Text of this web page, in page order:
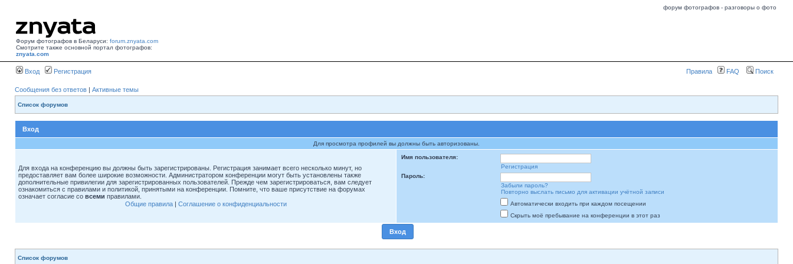
форум фотографов - разговоры о фото
Форум фотографов в Беларуси: forum.znyata.com
Смотрите также основной портал фотографов:
znyata.com
Вход Регистрация Правила FAQ Поиск
Сообщения без ответов | Активные темы
Список форумов
Вход
Для просмотра профилей вы должны быть авторизованы.
Для входа на конференцию вы должны быть зарегистрированы. Регистрация занимает всего несколько минут, но
предоставляет вам более широкие возможности. Администратором конференции могут быть установлены также
дополнительные привилегии для зарегистрированных пользователей. Прежде чем зарегистрироваться, вам следует
ознакомиться с правилами и политикой, принятыми на конференции. Помните, что ваше присутствие на форумах
означает согласие со всеми правилами.
Общие правила| Соглашение о конфиденциальности
Имя пользователя:
Регистрация
Пароль:
Забыли пароль?
Повторно выслать письмо для активации учётной записи
Автоматически входить при каждом посещении
Скрыть моё пребывание на конференции в этот раз
Список форумов